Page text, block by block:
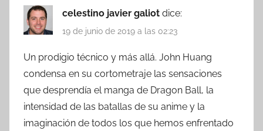
celestino javier galiot dice:
19 de junio de 2019 a las 02:23
Un prodigio técnico y más allá. John Huang
condensa en su cortometraje las sensaciones
que desprendía el manga de Dragon Ball, la
intensidad de las batallas de su anime y la
imaginación de todos los que hemos enfrentado